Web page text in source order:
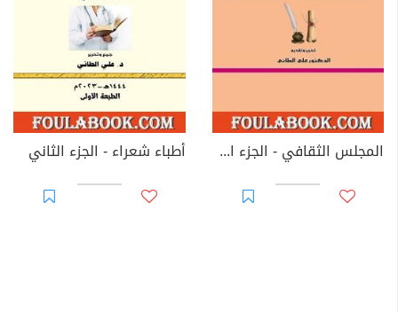
المجلس الثقافي - الجزء الأول أطباء شعراء - الجزء الثاني